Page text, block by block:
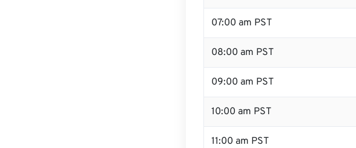
07:00 am PST
08:00 am PST
09:00 am PST
10:00 am PST
11:00 am PST